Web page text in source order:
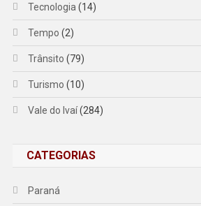
Tecnologia (14)
Tempo (2)
Trânsito (79)
Turismo (10)
Vale do Ivaí(284)
CATEGORIAS
Paraná